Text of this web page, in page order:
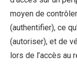
moyen de
(authentifier), ce
(autoriser), et de
lors de l’accès au